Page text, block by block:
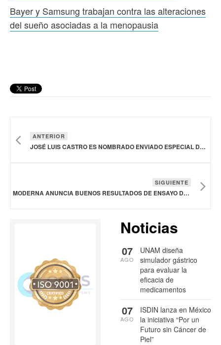
Bayer y Samsung trabajan contra las alteraciones
del sueño asociadas a la menopausia
ANTERIOR
JOSÉ LUIS CASTRO ES NOMBRADO ENVIADO ESPECIAL DEL DIRECTOR GENERAL DE LA OMS PARA ENFERMEDADES RESPIRATORIAS CRÓNICAS
SIGUIENTE
MODERNA ANUNCIA BUENOS RESULTADOS DE ENSAYO DE SU VACUNA COMBINADA CONTRA COVID Y GRIPE
Noticias
UNAM diseña
simulador gástrico
para evaluar la
eficacia de
medicamentos
07
AGO
ISDIN lanza en México
la iniciativa “Por un
Futuro sin Cáncer de
Piel”
07
AGO